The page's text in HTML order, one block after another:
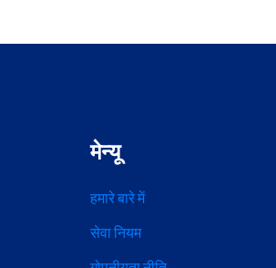
मेन्यू
हमारे बारे में
सेवा नियम